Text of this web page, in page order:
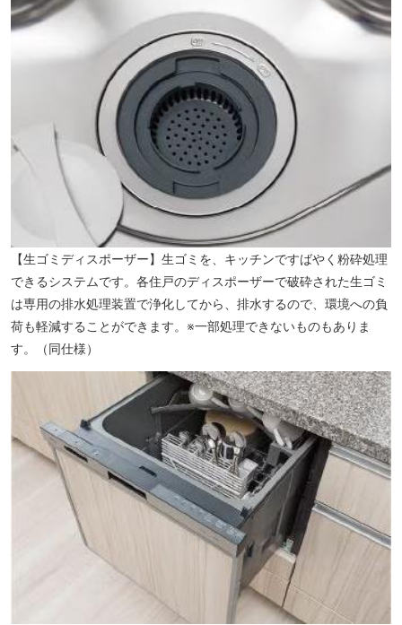
【アリエス】（徒歩11分／約830m）
【ニトリ成増店】（徒歩6分／約480m）
【生ゴミディスポーザー】生ゴミを、キッチンですばやく粉砕処理
できるシステムです。各住戸のディスポーザーで破砕された生ゴミ
は専用の排水処理装置で浄化してから、排水するので、環境への負
荷も軽減することができます。※一部処理できないものもありま
す。（同仕様）